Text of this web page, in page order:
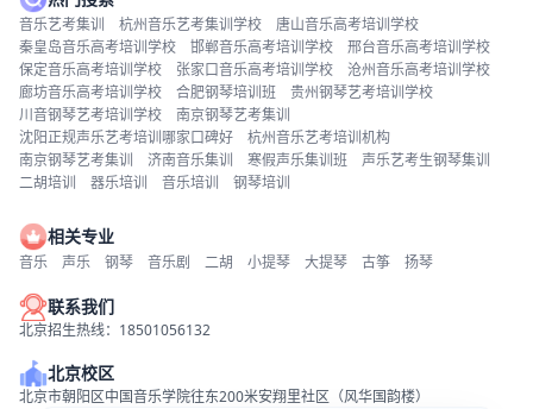
音乐艺考集训 杭州音乐艺考集训学校
唐山音乐高考培训学校
秦皇岛音乐高考培训学校
邯郸音乐高考培训学校
邢台音乐高考培训学校
保定音乐高考培训学校
张家口音乐高考培训学校
沧州音乐高考培训学校
廊坊音乐高考培训学校
合肥钢琴培训班
贵州钢琴艺考培训学校
川音钢琴艺考培训学校
南京钢琴艺考集训
沈阳正规声乐艺考培训哪家口碑好
杭州音乐艺考培训机构
南京钢琴艺考集训
济南音乐集训 寒假声乐集训班
声乐艺考生钢琴集训
二胡培训
器乐培训 音乐培训 钢琴培训
相关专业
音乐 声乐 钢琴 音乐剧 二胡 小提琴 大提琴 古筝 扬琴
联系我们
北京招生热线：18501056132
北京校区
北京市朝阳区中国音乐学院往东200米安翔里社区（风华国韵楼）